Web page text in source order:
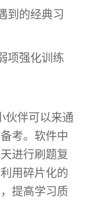
到的经典习
项强化训练
伙伴可以来通
考。软件中
进行刷题复
用碎片化的
提高学习质